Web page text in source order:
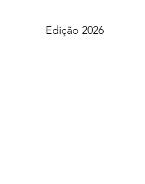
Edição 2026